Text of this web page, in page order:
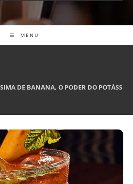
MENU
DE BANANA, O PODER DO POTÁSSIO